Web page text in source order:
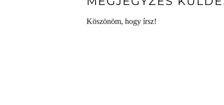
Köszönöm, hogy írsz!